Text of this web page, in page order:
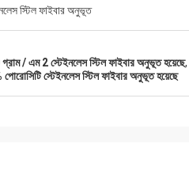
স্টিল ফাইবার অনুভূত
/ এম 2 স্টেইনলেস স্টিল ফাইবার অনুভূত হয়েছে,
স্টেইনলেস স্টিল ফাইবার অনুভূত হয়েছে